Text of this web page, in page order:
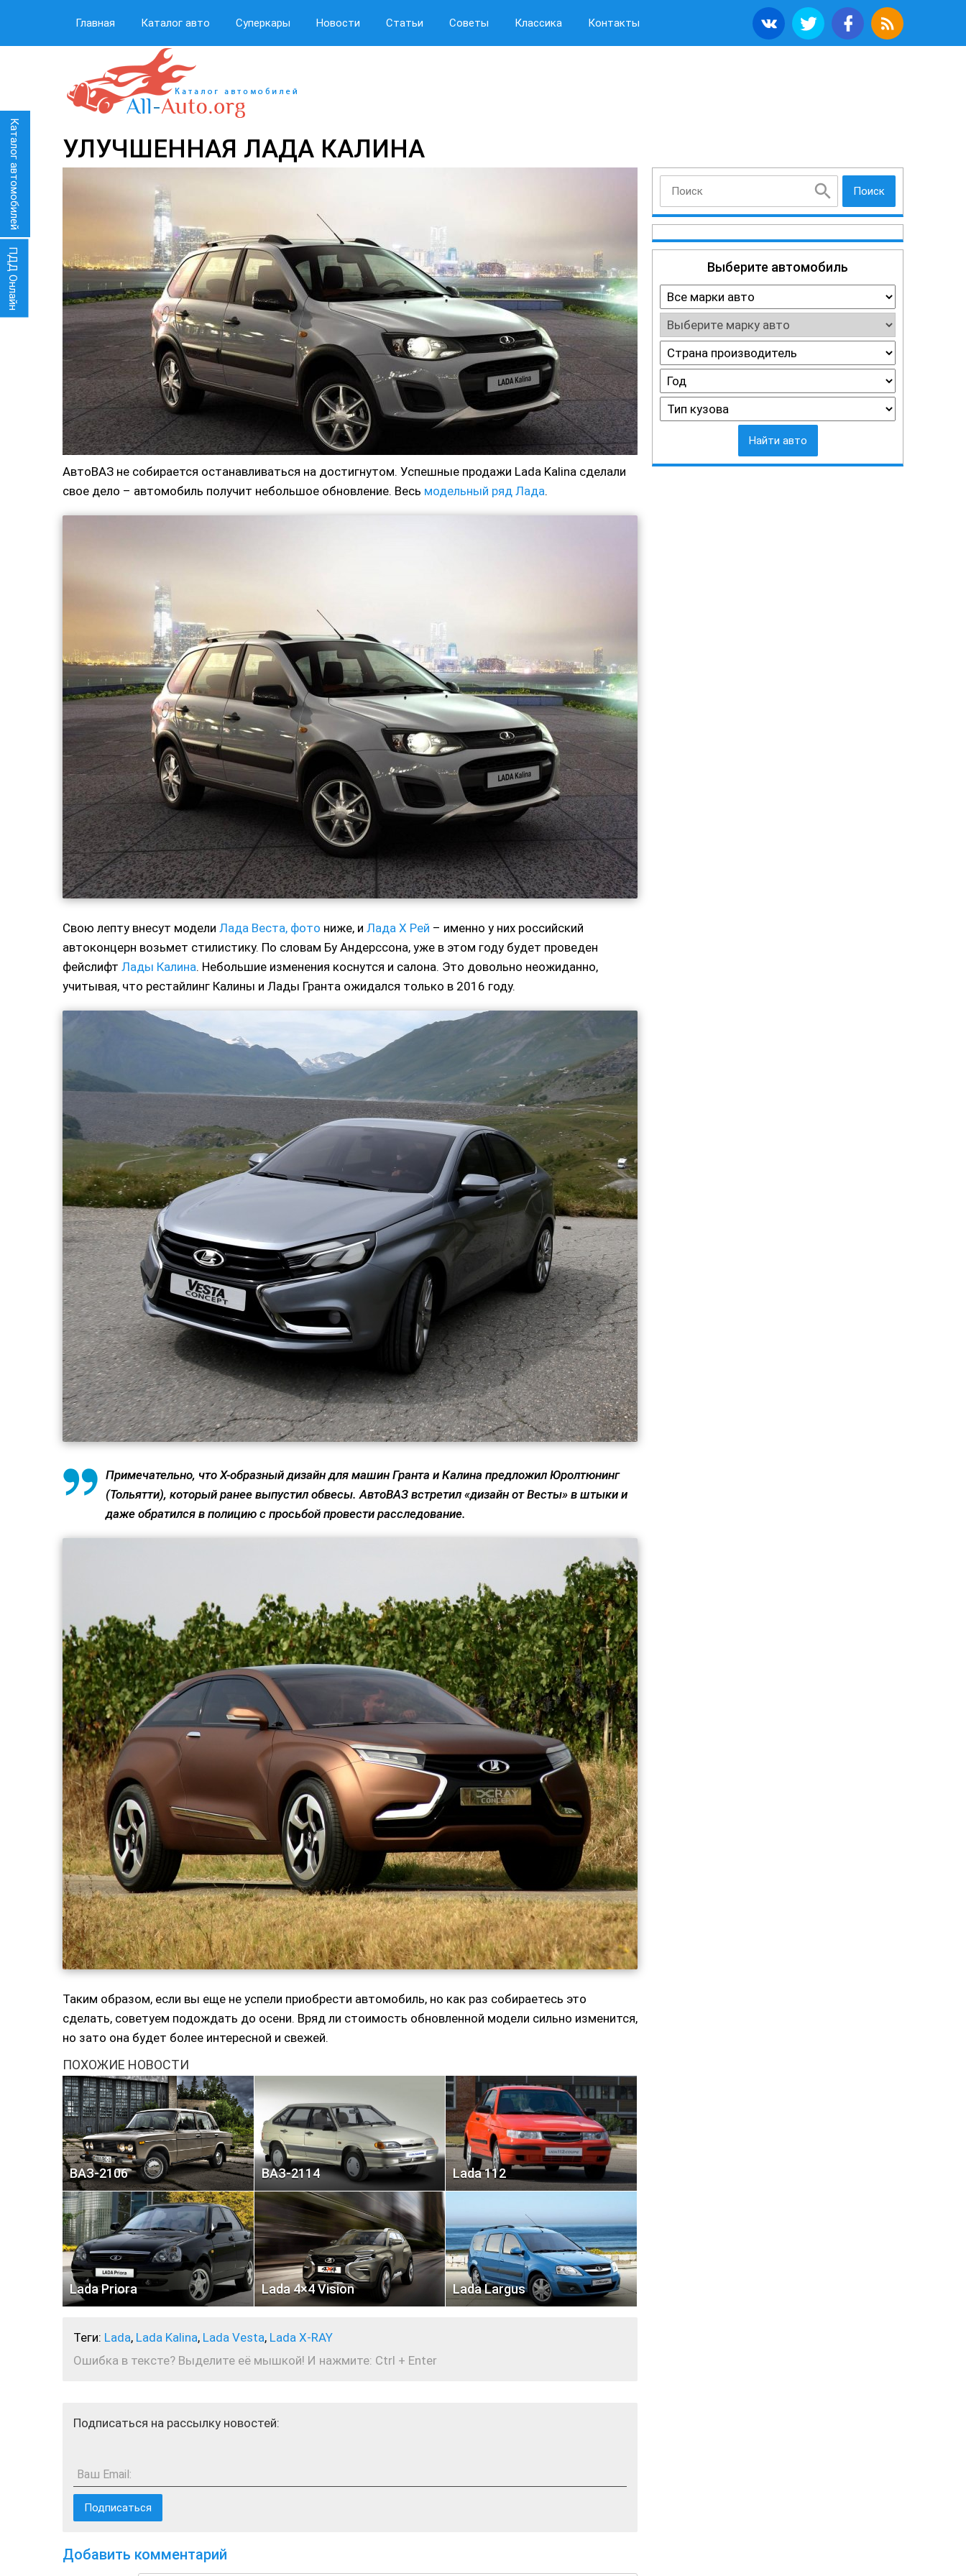
Главная Каталог авто Суперкары Новости Статьи Советы Классика Контакты
УЛУЧШЕННАЯ ЛАДА КАЛИНА
Поиск
Выберите автомобиль
Найти авто
АвтоВАЗ не собирается останавливаться на достигнутом. Успешные продажи Lada Kalina сделали
свое дело – автомобиль получит небольшое обновление. Весь модельный ряд Лада.
Свою лепту внесут модели Лада Веста, фото ниже, и Лада Х Рей – именно у них российский
автоконцерн возьмет стилистику. По словам Бу Андерссона, уже в этом году будет проведен
фейслифт Лады Калина. Небольшие изменения коснутся и салона. Это довольно неожиданно,
учитывая, что рестайлинг Калины и Лады Гранта ожидался только в 2016 году.
Примечательно, что X-образный дизайн для машин Гранта и Калина предложил Юролтюнинг
(Тольятти), который ранее выпустил обвесы. АвтоВАЗ встретил «дизайн от Весты» в штыки и
даже обратился в полицию с просьбой провести расследование.
Таким образом, если вы еще не успели приобрести автомобиль, но как раз собираетесь это
сделать, советуем подождать до осени. Вряд ли стоимость обновленной модели сильно изменится,
но зато она будет более интересной и свежей.
ПОХОЖИЕ НОВОСТИ
ВАЗ-2106 ВАЗ-2114 Lada 112
Lada Priora Lada 4×4 Vision Lada Largus
Теги: Lada, Lada Kalina, Lada Vesta, Lada X-RAY
Ошибка в тексте? Выделите её мышкой! И нажмите: Ctrl + Enter
Подписаться на рассылку новостей:
Ваш Email:
Добавить комментарий
Каталог автомобилей
ПДД Онлайн